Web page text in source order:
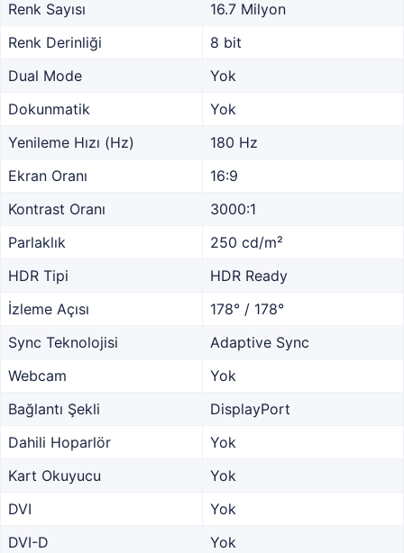
Renk Sayısı
16.7 Milyon
Renk Derinliği
8 bit
Dual Mode
Yok
Dokunmatik
Yok
Yenileme Hızı (Hz)
180 Hz
Ekran Oranı
16:9
Kontrast Oranı
3000:1
Parlaklık
250 cd/m²
HDR Tipi
HDR Ready
İzleme Açısı
178° / 178°
Sync Teknolojisi
Adaptive Sync
Webcam
Yok
Bağlantı Şekli
DisplayPort
Dahili Hoparlör
Yok
Kart Okuyucu
Yok
DVI
Yok
DVI-D
Yok